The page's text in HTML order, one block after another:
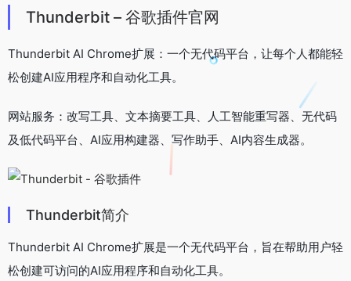
Thunderbit – 谷歌插件官网
Thunderbit AI Chrome扩展：一个无代码平台，让每个人都能轻
松创建AI应用程序和自动化工具。
网站服务：改写工具、文本摘要工具、人工智能重写器、无代码
及低代码平台、AI应用构建器、写作助手、AI内容生成器。
Thunderbit简介
Thunderbit AI Chrome扩展是一个无代码平台，旨在帮助用户轻
松创建可访问的AI应用程序和自动化工具。